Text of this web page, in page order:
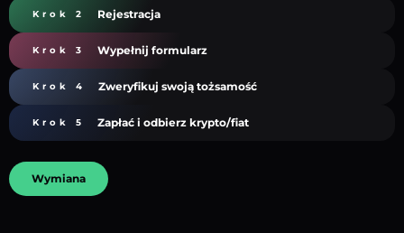
Krok 2 Rejestracja
Krok 3 Wypełnij formularz
Krok 4 Zweryfikuj swoją tożsamość
Krok 5 Zapłać i odbierz krypto/fiat
Wymiana